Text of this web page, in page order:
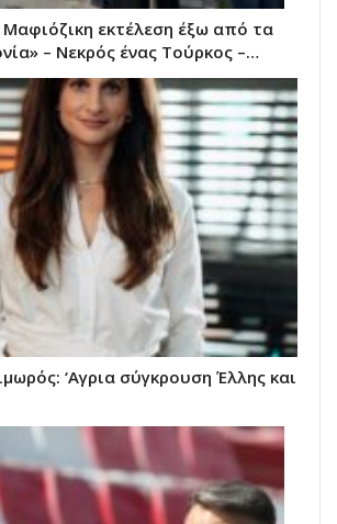
εκτέλεση έξω από τα
– Νεκρός ένας Τούρκος –…
‘Αγρια σύγκρουση Έλλης και